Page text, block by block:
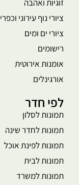
זוגיות ואהבה
ציורי נוף עירוני וכפרי
ציורי ים ומים
רישומים
אומנות אירוטית
אורגינלים
לפי חדר
תמונות לסלון
תמונות לחדר שינה
תמונות לפינת אוכל
תמונות לבית
תמונות למשרד